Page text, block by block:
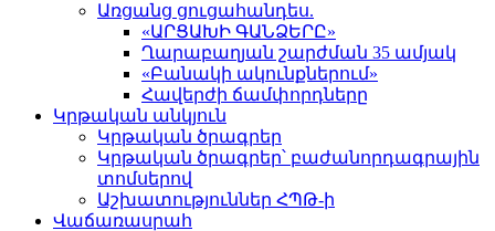
Առցանց ցուցահանդես.
«ԱՐՑԱԽԻ ԳԱՆՁԵՐԸ»
Ղարաբաղյան շարժման 35 ամյակ
«Բանակի ակունքներում»
Հավերժի ճամփորդները
Կրթական անկյուն
Կրթական ծրագրեր
Կրթական ծրագրեր՝ բաժանորդագրային
տոմսերով
Աշխատություններ ՀՊԹ-ի
Վաճառասրահ